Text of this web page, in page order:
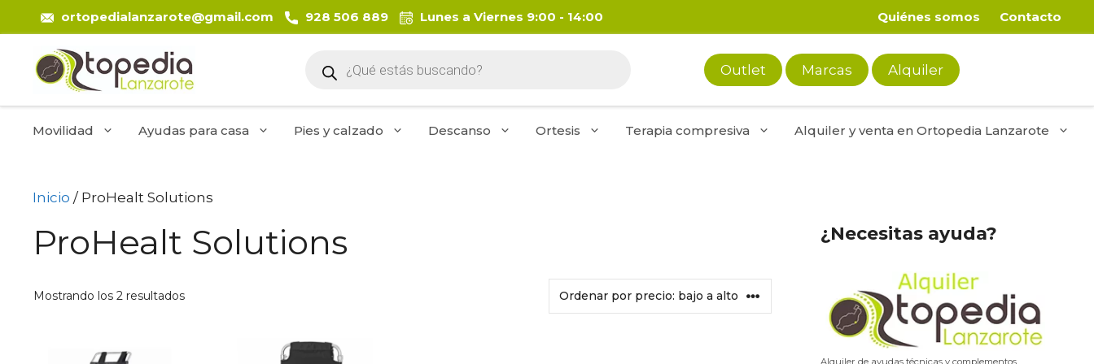
al
contenido
Quiénes somos Contacto
ortopedialanzarote@gmail.com 928 506 889 Lunes a Viernes 9:00 - 14:00
de
productos
Outlet Marcas Alquiler
Movilidad Ayudas para casa Pies y calzado Descanso Ortesis Terapia compresiva Alquiler y venta en Ortopedia Lanzarote
Inicio / ProHealt Solutions
ProHealt Solutions
Mostrando los 2 resultadosOrdenado
¿Necesitas ayuda?